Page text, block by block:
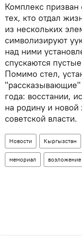
Комплекс призван
тех, кто отдал
из нескольких
символизируют
над ними
спускаются
Помимо стел,
"рассказывающие"
года: восстании,
на родину и новой
советской власти.
Новости Кыргызстан
мемориал возложение